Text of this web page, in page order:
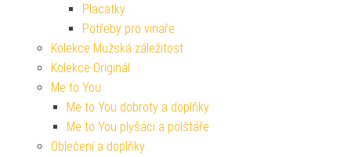
Placatky
Potřeby pro vinaře
Kolekce Mužská záležitost
Kolekce Originál
Me to You
Me to You dobroty a doplňky
Me to You plyšáci a polštáře
Oblečení a doplňky